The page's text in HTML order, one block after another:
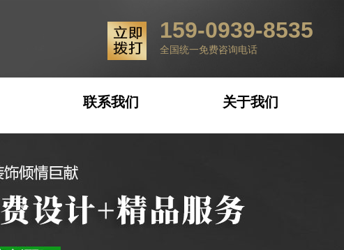
159-0939-8535
全国统一免费咨询电话
联系我们 关于我们